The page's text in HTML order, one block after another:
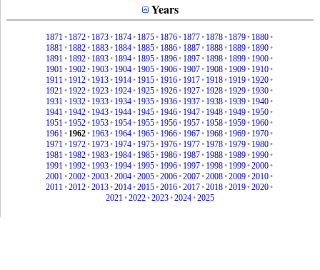
Years
1871• 1872• 1873• 1874• 1875• 1876• 1877• 1878• 1879• 1880•
1881• 1882• 1883• 1884• 1885• 1886• 1887• 1888• 1889• 1890•
1891• 1892• 1893• 1894• 1895• 1896• 1897• 1898• 1899• 1900•
1901• 1902• 1903• 1904• 1905• 1906• 1907• 1908• 1909• 1910•
1911• 1912• 1913• 1914• 1915• 1916• 1917• 1918• 1919• 1920•
1921• 1922• 1923• 1924• 1925• 1926• 1927• 1928• 1929• 1930•
1931• 1932• 1933• 1934• 1935• 1936• 1937• 1938• 1939• 1940•
1941• 1942• 1943• 1944• 1945• 1946• 1947• 1948• 1949• 1950•
1951• 1952• 1953• 1954• 1955• 1956• 1957• 1958• 1959• 1960•
1961• 1962• 1963• 1964• 1965• 1966• 1967• 1968• 1969• 1970•
1971• 1972• 1973• 1974• 1975• 1976• 1977• 1978• 1979• 1980•
1981• 1982• 1983• 1984• 1985• 1986• 1987• 1988• 1989• 1990•
1991• 1992• 1993• 1994• 1995• 1996• 1997• 1998• 1999•2000•
2001•2002•2003•2004•2005•2006•2007•2008•2009•2010•
2011•2012•2013•2014•2015•2016•2017•2018•2019•2020•
2021•2022•2023•2024•2025